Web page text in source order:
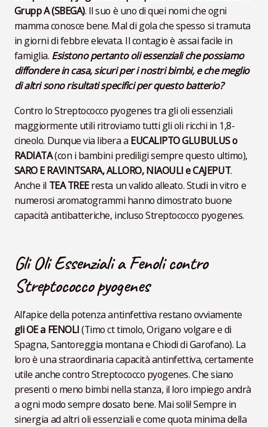
Grupp A (SBEGA). Il suo è uno di quei nomi che ogni
mamma conosce bene. Mal di gola che spesso si tramuta
in giorni di febbre elevata. Il contagio è assai facile in
famiglia. Esistono pertanto oli essenziali che possiamo
diffondere in casa, sicuri per i nostri bimbi, e che meglio
di altri sono risultati specifici per questo batterio?
Contro lo Streptococco pyogenes tra gli oli essenziali
maggiormente utili ritroviamo tutti gli oli ricchi in 1,8-
cineolo. Dunque via libera a EUCALIPTO GLUBULUS o
RADIATA(con i bambini prediligi sempre questo ultimo),
SARO E RAVINTSARA, ALLORO, NIAOULI e CAJEPUT.
Anche il TEA TREEresta un valido alleato. Studi in vitro e
numerosi aromatogrammi hanno dimostrato buone
capacità antibatteriche, incluso Streptococco pyogenes.
Gli Oli Essenziali a Fenoli contro
Streptococco pyogenes
All’apice della potenza antinfettiva restano ovviamente
gli OE a FENOLI(Timo ct timolo, Origano volgare e di
Spagna, Santoreggia montana e Chiodi di Garofano). La
loro è una straordinaria capacità antinfettiva, certamente
utile anche contro Streptococco pyogenes. Che siano
presenti o meno bimbi nella stanza, il loro impiego andrà
a ogni modo sempre dosato bene. Mai soli! Sempre in
sinergia ad altri oli essenziali e come quota minima della